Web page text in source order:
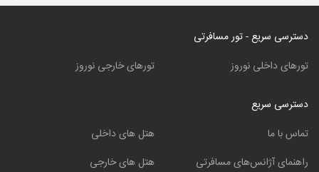
دسترسی سریع - تور مسافرتی
تورهای داخلی نوروز
تورهای خارجی نوروز
دسترسی سریع
تماس با ما
راهنمای آژانس‌های مسافرتی
هتل های داخلی
هتل های خارجی